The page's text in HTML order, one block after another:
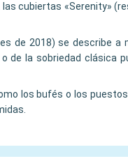
cubiertas «Serenity»
de 2018) se describe a
de la sobriedad clásica
los bufés o los